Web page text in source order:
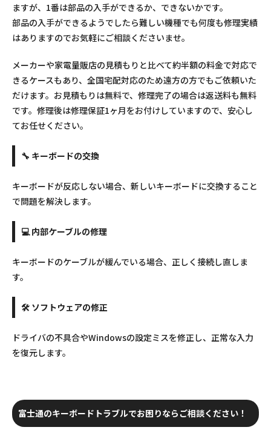
ますが、1番は部品の入手ができるか、できないかです。
部品の入手ができるようでしたら難しい機種でも何度も修理実績
はありますのでお気軽にご相談くださいませ。
メーカーや家電量販店の見積もりと比べて約半額の料金で対応で
きるケースもあり、全国宅配対応のため遠方の方でもご依頼いた
だけます。お見積もりは無料で、修理完了の場合は返送料も無料
です。修理後は修理保証1ヶ月をお付けしていますので、安心し
てお任せください。
🔧 キーボードの交換
キーボードが反応しない場合、新しいキーボードに交換すること
で問題を解決します。
💻 内部ケーブルの修理
キーボードのケーブルが緩んでいる場合、正しく接続し直しま
す。
🛠 ソフトウェアの修正
ドライバの不具合やWindowsの設定ミスを修正し、正常な入力
を復元します。
富士通のキーボードトラブルでお困りならご相談ください！